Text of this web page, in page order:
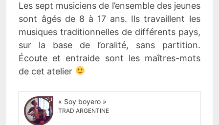
Les sept musiciens de l’ensemble des jeunes
sont âgés de 8 à 17 ans. Ils travaillent les
musiques traditionnelles de différents pays,
sur la base de l’oralité, sans partition.
Écoute et entraide sont les maîtres-mots
de cet atelier
« Soy boyero »
TRAD ARGENTINE